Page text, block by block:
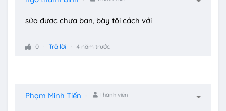
sửa được chưa bạn, bày tôi cách với
0 Trả lời 4 năm trước
Phạm Minh Tiến Thành viên